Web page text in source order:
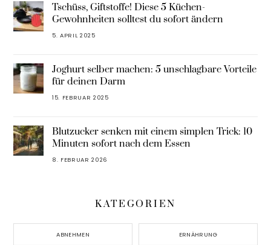
Tschüss, Giftstoffe! Diese 5 Küchen-
Gewohnheiten solltest du sofort ändern
5. APRIL 2025
Joghurt selber machen: 5 unschlagbare Vorteile
für deinen Darm
15. FEBRUAR 2025
Blutzucker senken mit einem simplen Trick: 10
Minuten sofort nach dem Essen
8. FEBRUAR 2026
KATEGORIEN
ABNEHMEN ERNÄHRUNG